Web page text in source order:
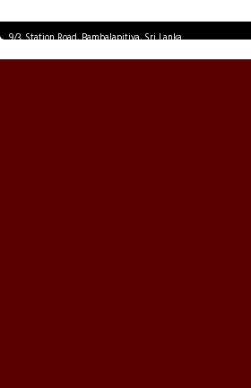
9/3, Station Road, Bambalapitiya, Sri Lanka.